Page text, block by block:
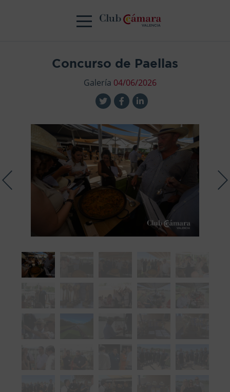
Concurso de Paellas
Galería 04/06/2026